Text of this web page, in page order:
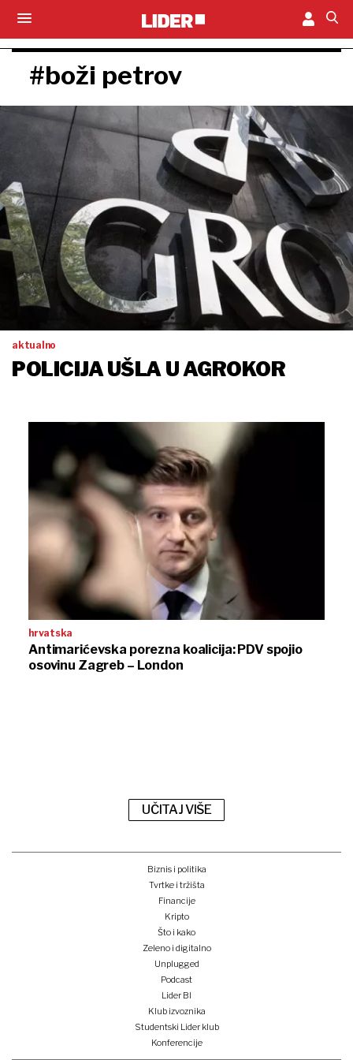
#boži petrov
aktualno
POLICIJA UŠLA U AGROKOR
hrvatska
Antimarićevska porezna koalicija: PDV spojio
osovinu Zagreb – London
UČITAJ VIŠE
Biznis i politika
Tvrtke i tržišta
Financije
Kripto
Što i kako
Zeleno i digitalno
Unplugged
Podcast
Lider BI
Klub izvoznika
Studentski Lider klub
Konferencije